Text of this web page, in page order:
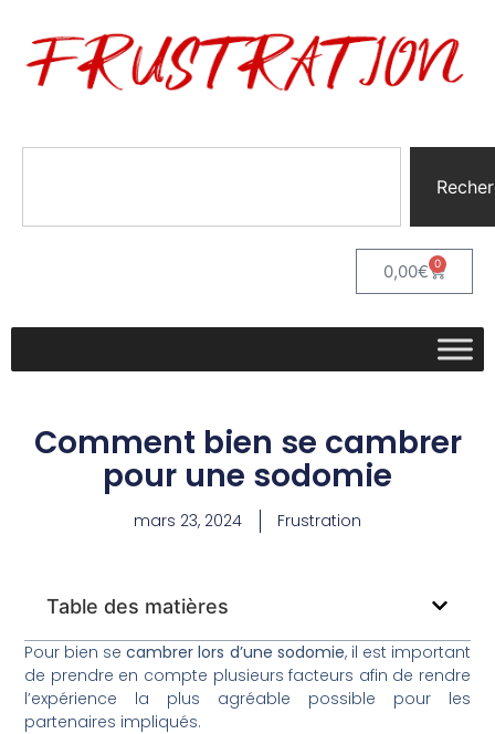
0,00€ 0
Comment bien se cambrer
pour une sodomie
mars 23, 2024 Frustration
Table des matières
Pour bien secambrer lors d’une sodomie, il est important
de prendre en compte plusieurs facteurs afin de rendre
l’expérience la plus agréable possible pour les
partenaires impliqués.